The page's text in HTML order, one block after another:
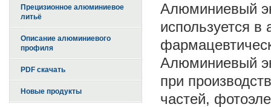
Прецизионное алюминиевое
литьё
Описание алюминиевого
профиля
PDF скачать
Новые продукты
Алюминиевый
используется в
Алюминиевый
при
частей,